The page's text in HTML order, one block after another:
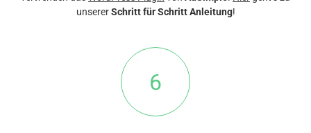
unsererSchritt für Schritt Anleitung!
6